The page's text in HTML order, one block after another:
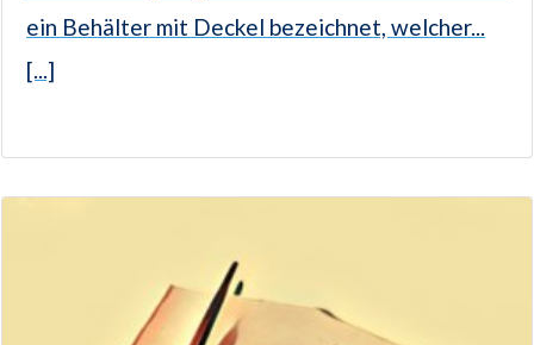
ein Behälter mit Deckel bezeichnet, welcher...
[...]